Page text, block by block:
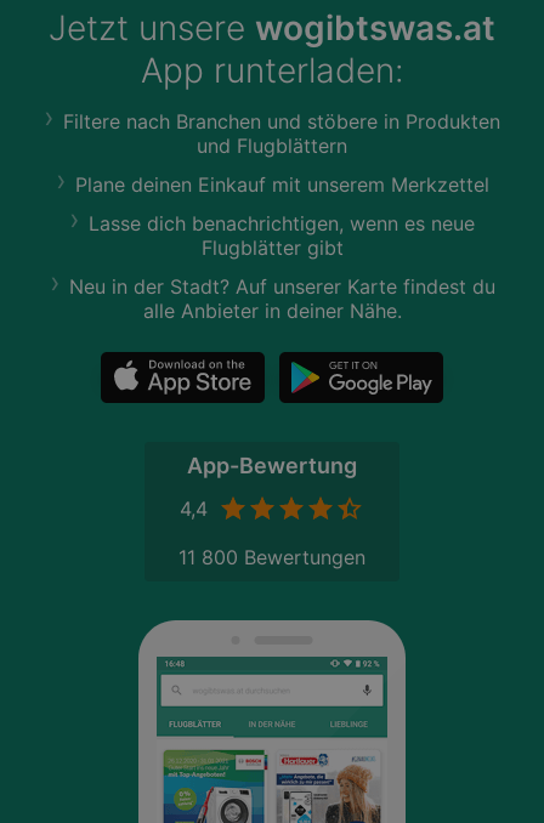
Jetzt unsere wogibtswas.at
App runterladen:
Filtere nach Branchen und stöbere in Produkten
und Flugblättern
Plane deinen Einkauf mit unserem Merkzettel
Lasse dich benachrichtigen, wenn es neue
Flugblätter gibt
Neu in der Stadt? Auf unserer Karte findest du
alle Anbieter in deiner Nähe.
App-Bewertung
4,4
11 800 Bewertungen